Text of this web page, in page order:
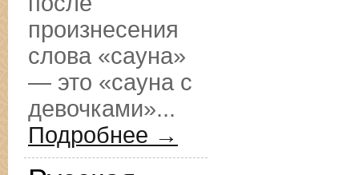
произнесения
слова «сауна»
— это «сауна с
девочками»...
Подробнее →